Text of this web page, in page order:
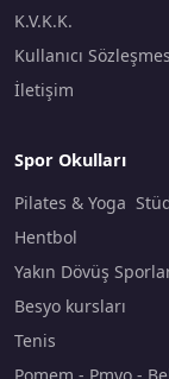
K.V.K.K.
Kullanıcı
İletişim
Spor Okulları
Pilates & Yoga
Hentbol
Yakın Dövüş
Besyo kursları
Tenis